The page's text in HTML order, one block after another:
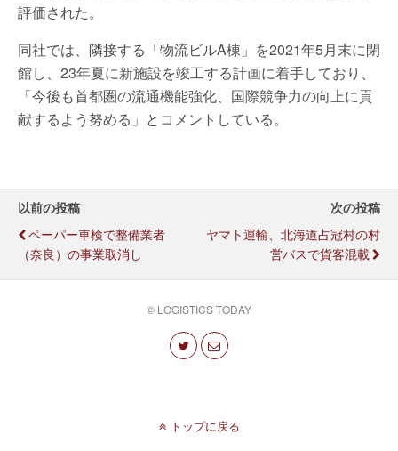
評価された。
同社では、隣接する「物流ビルA棟」を2021年5月末に閉
館し、23年夏に新施設を竣工する計画に着手しており、
「今後も首都圏の流通機能強化、国際競争力の向上に貢
献するよう努める」とコメントしている。
以前の投稿
ペーパー車検で整備業者
（奈良）の事業取消し
次の投稿
ヤマト運輸、北海道占冠村の村
営バスで貨客混載
© LOGISTICS TODAY
トップに戻る